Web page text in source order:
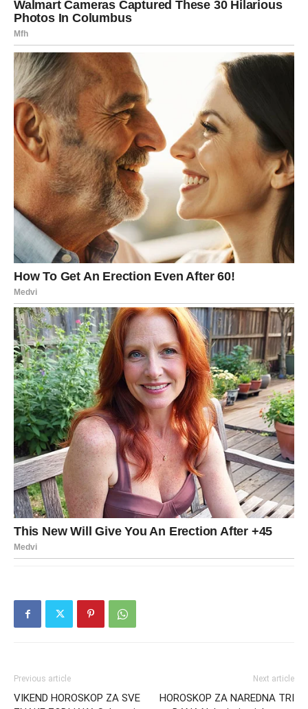
Previous article
VIKEND HOROSKOP ZA SVE
Next article
HOROSKOP ZA NAREDNA TRI